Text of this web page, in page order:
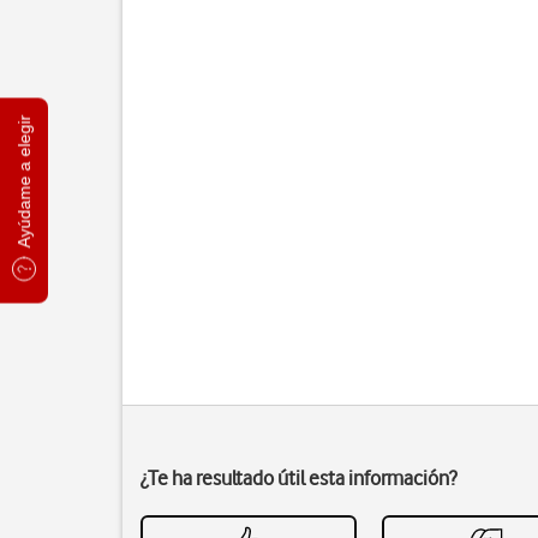
Ayúdame a elegir
¿Te ha resultado útil esta información?